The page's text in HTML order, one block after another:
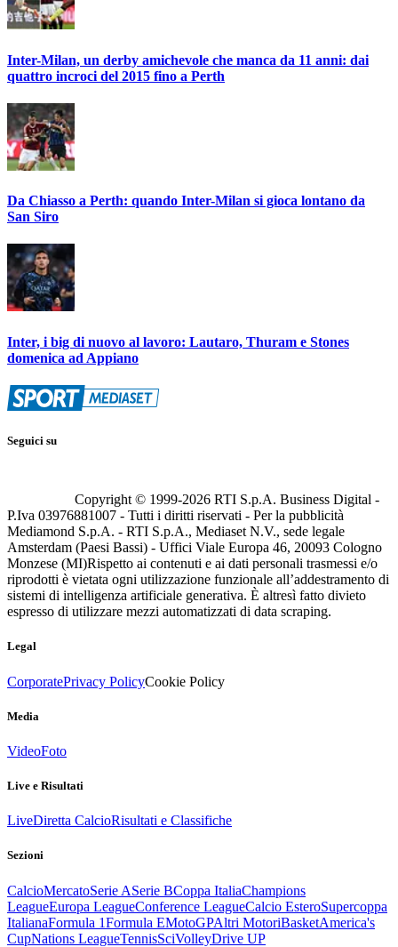
Inter-Milan, un derby amichevole che manca da 11 anni: dai
quattro incroci del 2015 fino a Perth
Da Chiasso a Perth: quando Inter-Milan si gioca lontano da
San Siro
Inter, i big di nuovo al lavoro: Lautaro, Thuram e Stones
domenica ad Appiano
Seguici su
Copyright © 1999-2026 RTI S.p.A. Business Digital -
P.Iva 03976881007 - Tutti i diritti riservati - Per la pubblicità
Mediamond S.p.A. - RTI S.p.A., Mediaset N.V., sede legale
Amsterdam (Paesi Bassi) - Uffici Viale Europa 46, 20093 Cologno
Monzese (MI)Rispetto ai contenuti e ai dati personali trasmessi e/o
riprodotti è vietata ogni utilizzazione funzionale all’addestramento di
sistemi di intelligenza artificiale generativa. È altresì fatto divieto
espresso di utilizzare mezzi automatizzati di data scraping.
Legal
CorporatePrivacy PolicyCookie Policy
Media
VideoFoto
Live e Risultati
LiveDiretta CalcioRisultati e Classifiche
Sezioni
CalcioMercatoSerie ASerie BCoppa ItaliaChampions
LeagueEuropa LeagueConference LeagueCalcio EsteroSupercoppa
ItalianaFormula 1Formula EMotoGPAltri MotoriBasketAmerica's
CupNations LeagueTennisSciVolleyDrive UP